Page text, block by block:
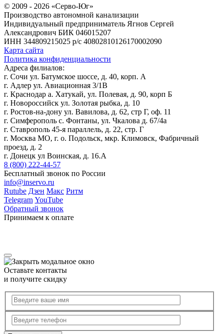
© 2009 - 2026 «Серво-Юг»
Производство автономной канализации
Индивидуальный предприниматель Ягнов Сергей
Александрович БИК 046015207
ИНН 344809215025 р/с 40802810126170002090
Карта сайта
Политика конфиденциальности
Адреса филиалов:
г. Сочи ул. Батумское шоссе, д. 40, корп. А
г. Адлер ул. Авиационная 3/1В
г. Краснодар а. Хатукай, ул. Полевая, д. 90, корп Б
г. Новороссийск ул. Золотая рыбка, д. 10
г. Ростов-на-дону ул. Вавилова, д. 62, стр Г, оф. 11
г. Симферополь с. Фонтаны, ул. Чкалова д. 67/4а
г. Ставрополь 45-я параллель, д. 22, стр. Г
г. Москва МО, г. о. Подольск, мкр. Климовск, Фабричный
проезд, д. 2
г. Донецк ул Воинская, д. 16.А
8 (800) 222-44-57
Бесплатный звонок по России
info@inservo.ru
Rutube Дзен Макс Ритм
Telegram YouTube
Обратный звонок
Принимаем к оплате
Оставьте контакты
и получите скидку